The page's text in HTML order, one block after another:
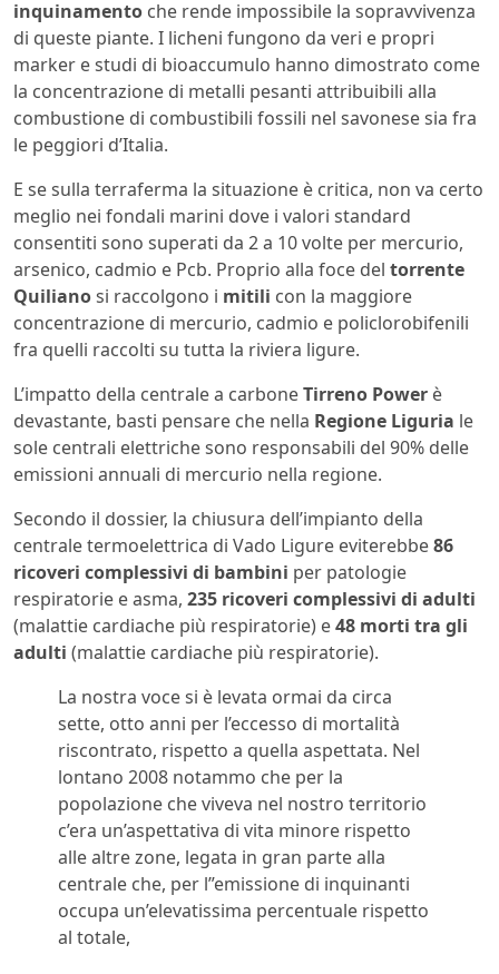
inquinamento che rende impossibile la sopravvivenza
di queste piante. I licheni fungono da veri e propri
marker e studi di bioaccumulo hanno dimostrato come
la concentrazione di metalli pesanti attribuibili alla
combustione di combustibili fossili nel savonese sia fra
le peggiori d’Italia.
E se sulla terraferma la situazione è critica, non va certo
meglio nei fondali marini dove i valori standard
consentiti sono superati da 2 a 10 volte per mercurio,
arsenico, cadmio e Pcb. Proprio alla foce del torrente
Quilianosi raccolgono i mitili con la maggiore
concentrazione di mercurio, cadmio e policlorobifenili
fra quelli raccolti su tutta la riviera ligure.
L’impatto della centrale a carboneTirreno Power è
devastante, basti pensare che nella Regione Liguria le
sole centrali elettriche sono responsabili del 90% delle
emissioni annuali di mercurio nella regione.
Secondo il dossier, la chiusura dell’impianto della
centrale termoelettrica di Vado Ligure eviterebbe86
ricoveri complessivi di bambini per patologie
respiratorie e asma, 235 ricoveri complessivi di adulti
(malattie cardiache più respiratorie) e48 morti tra gli
adulti (malattie cardiache più respiratorie).
La nostra voce si è levata ormai da circa
sette, otto anni per l’eccesso di mortalità
riscontrato, rispetto a quella aspettata. Nel
lontano 2008 notammo che per la
popolazione che viveva nel nostro territorio
c’era un’aspettativa di vita minore rispetto
alle altre zone, legata in gran parte alla
centrale che, per l”emissione di inquinanti
occupa un’elevatissima percentuale rispetto
al totale,